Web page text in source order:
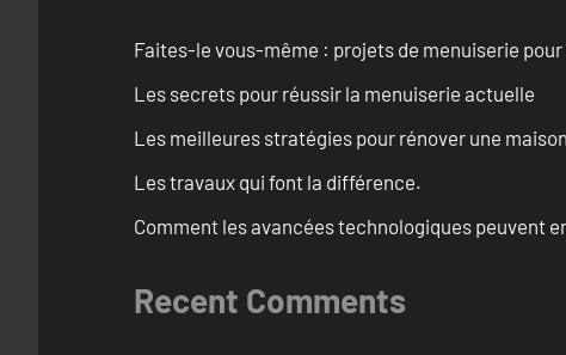
Faites-le vous-même : projets de menuiserie
Les secrets pour réussir la menuiserie actuelle
Les meilleures stratégies pour rénover une
Les travaux qui font la différence.
Comment les avancées technologiques peuvent
Recent Comments